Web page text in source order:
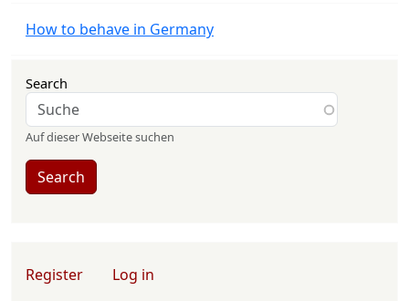
How to behave in Germany
Search
Auf dieser Webseite suchen
Search
User account menu
Register Log in